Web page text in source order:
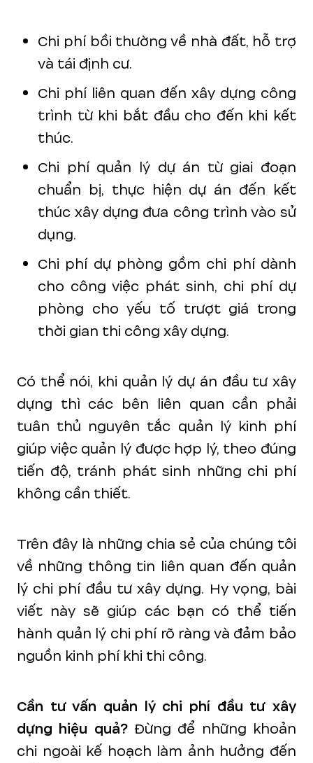
Chi phí bồi thường về nhà đất, hỗ trợ
và tái định cư.
Chi phí liên quan đến xây dựng công
trình từ khi bắt đầu cho đến khi kết
thúc.
Chi phí quản lý dự án từ giai đoạn
chuẩn bị, thực hiện dự án đến kết
thúc xây dựng đưa công trình vào sử
dụng.
Chi phí dự phòng gồm chi phí dành
cho công việc phát sinh, chi phí dự
phòng cho yếu tố trượt giá trong
thời gian thi công xây dựng.
Có thể nói, khi quản lý dự án đầu tư xây
dựng thì các bên liên quan cần phải
tuân thủ nguyên tắc quản lý kinh phí
giúp việc quản lý được hợp lý, theo đúng
tiến độ, tránh phát sinh những chi phí
không cần thiết.
Trên đây là những chia sẻ của chúng tôi
về những thông tin liên quan đến quản
lý chi phí đầu tư xây dựng. Hy vọng, bài
viết này sẽ giúp các bạn có thể tiến
hành quản lý chi phí rõ ràng và đảm bảo
nguồn kinh phí khi thi công.
Cần tư vấn quản lý chi phí đầu tư xây
dựng hiệu quả?Đừng để những khoản
chi ngoài kế hoạch làm ảnh hưởng đến